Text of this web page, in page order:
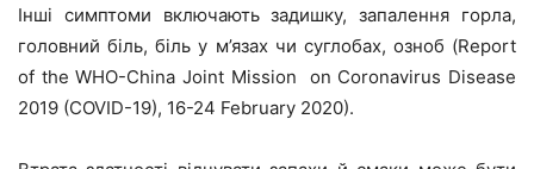
Інші симптоми включають задишку, запалення горла,
головний біль, біль у м’язах чи суглобах, озноб (Report
of the WHO-China Joint Mission on Coronavirus Disease
2019 (COVID-19), 16-24 February 2020).